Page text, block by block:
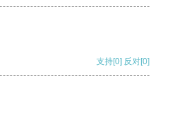
支持[0] 反对[0]